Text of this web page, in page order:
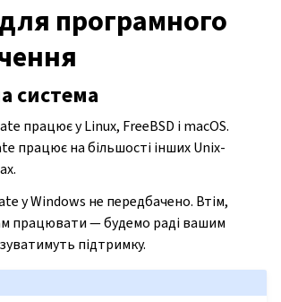
програмного
система
працює у Linux, FreeBSD і macOS.
працює на більшості інших Unix-
у Windows не передбачено. Втім,
працювати — будемо раді вашим
підтримку.